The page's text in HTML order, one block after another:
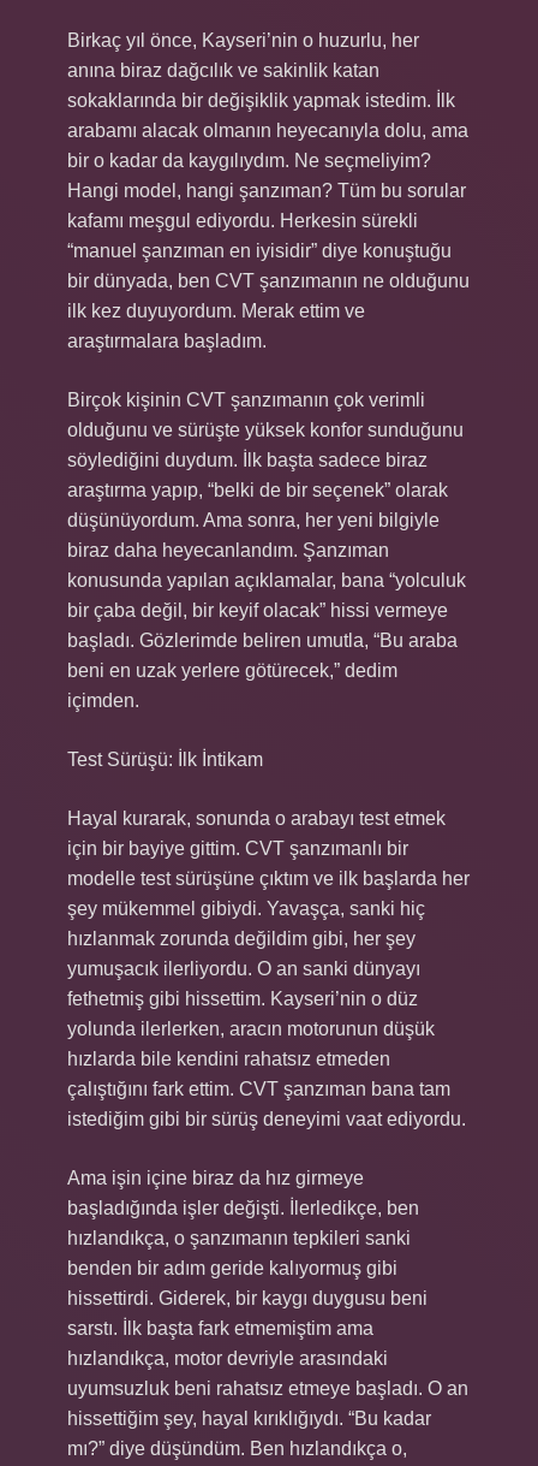
Birkaç yıl önce, Kayseri’nin o huzurlu, her
anına biraz dağcılık ve sakinlik katan
sokaklarında bir değişiklik yapmak istedim. İlk
arabamı alacak olmanın heyecanıyla dolu, ama
bir o kadar da kaygılıydım. Ne seçmeliyim?
Hangi model, hangi şanzıman? Tüm bu sorular
kafamı meşgul ediyordu. Herkesin sürekli
“manuel şanzıman en iyisidir” diye konuştuğu
bir dünyada, ben CVT şanzımanın ne olduğunu
ilk kez duyuyordum. Merak ettim ve
araştırmalara başladım.
Birçok kişinin CVT şanzımanın çok verimli
olduğunu ve sürüşte yüksek konfor sunduğunu
söylediğini duydum. İlk başta sadece biraz
araştırma yapıp, “belki de bir seçenek” olarak
düşünüyordum. Ama sonra, her yeni bilgiyle
biraz daha heyecanlandım. Şanzıman
konusunda yapılan açıklamalar, bana “yolculuk
bir çaba değil, bir keyif olacak” hissi vermeye
başladı. Gözlerimde beliren umutla, “Bu araba
beni en uzak yerlere götürecek,” dedim
içimden.
Test Sürüşü: İlk İntikam
Hayal kurarak, sonunda o arabayı test etmek
için bir bayiye gittim. CVT şanzımanlı bir
modelle test sürüşüne çıktım ve ilk başlarda her
şey mükemmel gibiydi. Yavaşça, sanki hiç
hızlanmak zorunda değildim gibi, her şey
yumuşacık ilerliyordu. O an sanki dünyayı
fethetmiş gibi hissettim. Kayseri’nin o düz
yolunda ilerlerken, aracın motorunun düşük
hızlarda bile kendini rahatsız etmeden
çalıştığını fark ettim. CVT şanzıman bana tam
istediğim gibi bir sürüş deneyimi vaat ediyordu.
Ama işin içine biraz da hız girmeye
başladığında işler değişti. İlerledikçe, ben
hızlandıkça, o şanzımanın tepkileri sanki
benden bir adım geride kalıyormuş gibi
hissettirdi. Giderek, bir kaygı duygusu beni
sarstı. İlk başta fark etmemiştim ama
hızlandıkça, motor devriyle arasındaki
uyumsuzluk beni rahatsız etmeye başladı. O an
hissettiğim şey, hayal kırıklığıydı. “Bu kadar
mı?” diye düşündüm. Ben hızlandıkça o,